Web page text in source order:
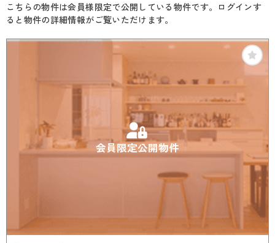
こちらの物件は会員様限定で公開している物件です。ログインす
ると物件の詳細情報がご覧いただけます。
会員限定公開物件